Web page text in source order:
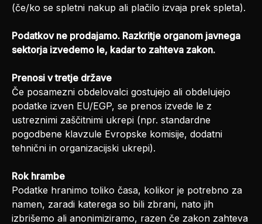
(če/ko se spletni nakup ali plačilo izvaja prek spleta).
Podatkov ne prodajamo. Razkritje organom javnega
sektorja izvedemo le, kadar to zahteva zakon.
Prenosi v tretje države
Če posamezni obdelovalci gostujejo ali obdelujejo
podatke izven EU/EGP, se prenos izvede le z
ustreznimi zaščitnimi ukrepi (npr. standardne
pogodbene klavzule Evropske komisije, dodatni
tehnični in organizacijski ukrepi).
Rok hrambe
Podatke hranimo toliko časa, kolikor je potrebno za
namen, zaradi katerega so bili zbrani, nato jih
izbrišemo ali anonimiziramo, razen če zakon zahteva